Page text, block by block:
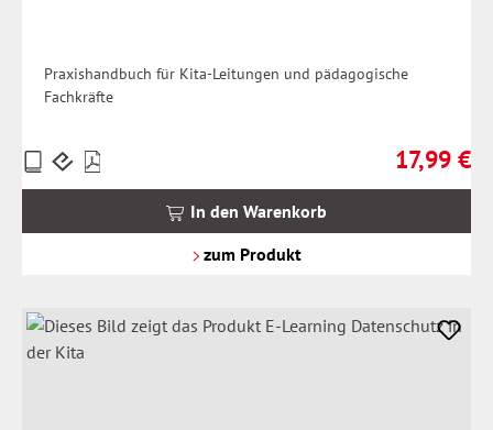
Praxishandbuch für Kita-Leitungen und pädagogische
Fachkräfte
Regulärer
17,99 €
Preise
inkl.
In den Warenkorb
zum Produkt